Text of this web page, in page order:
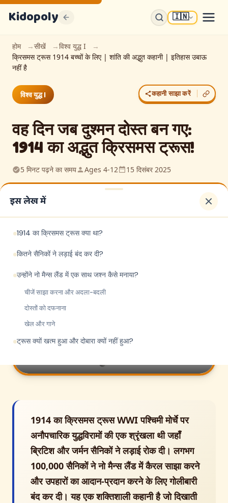
Kidopoly 🇮🇳
होम सीखें
विश्व युद्ध I
क्रिसमस ट्रूस 1914 बच्चों के लिए | शांति की अद्भुत कहानी | इतिहास उबाऊ
नहीं है
विश्व युद्ध I कहानी साझा करें
वह दिन जब दुश्मन दोस्त बन गए:
1914 का अद्भुत क्रिसमस ट्रूस!
5 मिनट पढ़ने का समय Ages 4-12 15 दिसंबर 2025
1914 का क्रिसमस ट्रूस WWI पश्चिमी मोर्चे पर
अनौपचारिक युद्धविरामों की एक श्रृंखला थी जहाँ
ब्रिटिश और जर्मन सैनिकों ने लड़ाई रोक दी। लगभग
100,000 सैनिकों ने नो मैन्स लैंड में कैरल साझा करने
और उपहारों का आदान-प्रदान करने के लिए गोलीबारी
बंद कर दी। यह एक शक्तिशाली कहानी है जो दिखाती
इस लेख में
1914 का क्रिसमस ट्रूस क्या था?
कितने सैनिकों ने लड़ाई बंद कर दी?
उन्होंने नो मैन्स लैंड में एक साथ जश्न कैसे मनाया?
चीजें साझा करना और अदला-बदली
दोस्तों को दफनाना
खेल और गाने
ट्रूस क्यों खत्म हुआ और दोबारा क्यों नहीं हुआ?
K
Sign up for discounts, free content and
Join parents and educators who use Kidopoly
Early access to new activities and printables
FREE EBOOK INCLUDED
बच्चे वास्तव में कैसे सीखते हैं - 10 तरीके
विज्ञान क्या कहता है (जो स्कूल अक्सर अनदेखा करते हैं)
Sign Up Free